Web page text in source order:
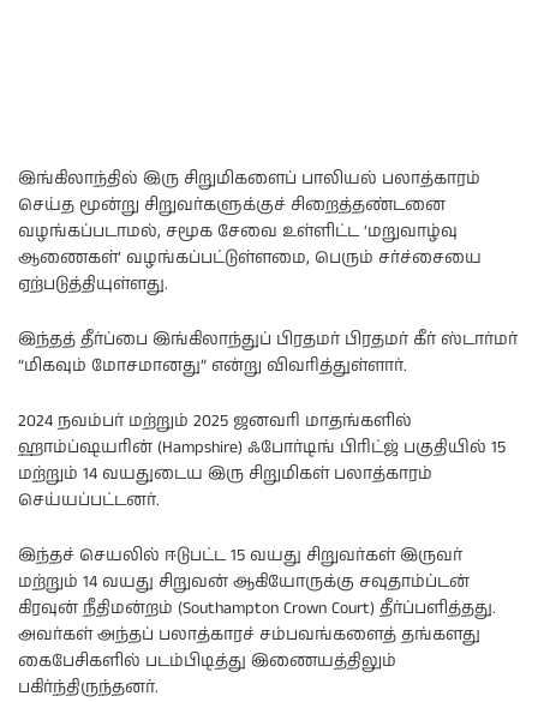
இங்கிலாந்தில் இரு சிறுமிகளைப் பாலியல் பலாத்காரம்
செய்த மூன்று சிறுவர்களுக்குச் சிறைத்தண்டனை
வழங்கப்படாமல், சமூக சேவை உள்ளிட்ட ‘மறுவாழ்வு
ஆணைகள்’ வழங்கப்பட்டுள்ளமை, பெரும் சர்ச்சையை
ஏற்படுத்தியுள்ளது.
இந்தத் தீர்ப்பை இங்கிலாந்துப் பிரதமர் பிரதமர் கீர் ஸ்டார்மர்
“மிகவும் மோசமானது” என்று விவரித்துள்ளார்.
2024 நவம்பர் மற்றும் 2025 ஜனவரி மாதங்களில்
ஹாம்ப்ஷயரின் (Hampshire) ஃபோர்டிங் பிரிட்ஜ் பகுதியில் 15
மற்றும் 14 வயதுடைய இரு சிறுமிகள் பலாத்காரம்
செய்யப்பட்டனர்.
இந்தச் செயலில் ஈடுபட்ட 15 வயது சிறுவர்கள் இருவர்
மற்றும் 14 வயது சிறுவன் ஆகியோருக்கு சவுதாம்ப்டன்
கிரவுன் நீதிமன்றம் (Southampton Crown Court) தீர்ப்பளித்தது.
அவர்கள் அந்தப் பலாத்காரச் சம்பவங்களைத் தங்களது
கைபேசிகளில் படம்பிடித்து இணையத்திலும்
பகிர்ந்திருந்தனர்.